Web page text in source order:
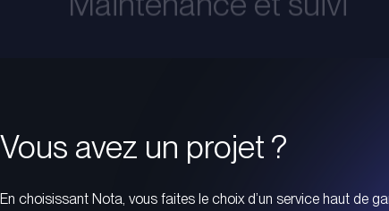
Vous avez un projet ?
En choisissant Nota, vous faites le choix d’un service haut de